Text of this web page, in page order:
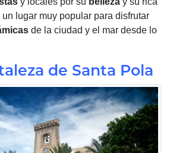
un lugar muy popular para disfrutar
de la ciudad y el mar desde lo
de Santa Pola